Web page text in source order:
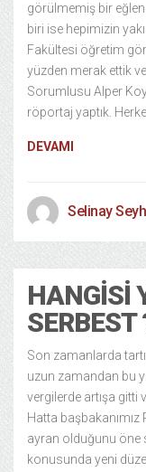
görülmemiş bir
biri ise hepimizin
Fakültesi öğretim
yüzden merak ettik
Sorumlusu Alper
röportaj yaptık.
DEVAMI
Selinay
HANGISI
SERBEST
Son zamanlarda
uzun zamandan bu
vergilerde artışa gitti
Hatta
ayran olduğunu öne
konusunda yeni